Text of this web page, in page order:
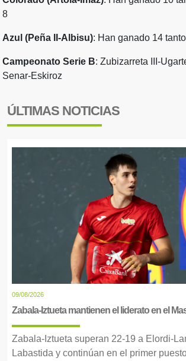
8
Azul (Peña II-Albisu): Han ganado 14
Campeonato Serie B: Zubizarreta III-
Senar-Eskiroz
ÚLTIMAS NOTICIAS
09/08/2026
Zabala-Iztueta mantienen el liderato en el
Zabala-Iztueta superan 22-19 a Elordi-
Labastida y continúan en el primer